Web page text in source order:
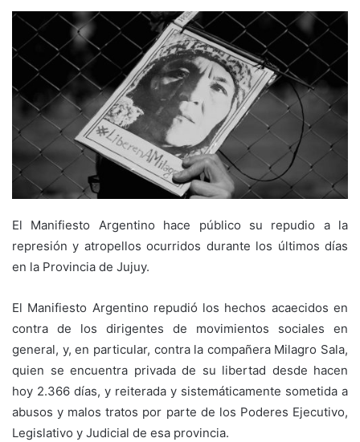
El Manifiesto Argentino hace público su repudio a la
represión y atropellos ocurridos durante los últimos días
en la Provincia de Jujuy.
El Manifiesto Argentino repudió los hechos acaecidos en
contra de los dirigentes de movimientos sociales en
general, y, en particular, contra la compañera Milagro Sala,
quien se encuentra privada de su libertad desde hacen
hoy 2.366 días, y reiterada y sistemáticamente sometida a
abusos y malos tratos por parte de los Poderes Ejecutivo,
Legislativo y Judicial de esa provincia.